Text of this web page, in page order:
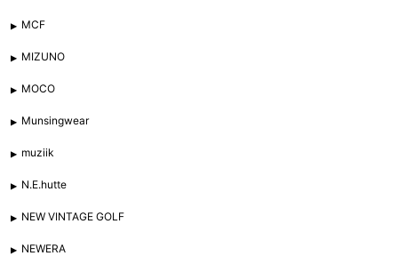
MCF
MIZUNO
MOCO
Munsingwear
muziik
N.E.hutte
NEW VINTAGE GOLF
NEWERA